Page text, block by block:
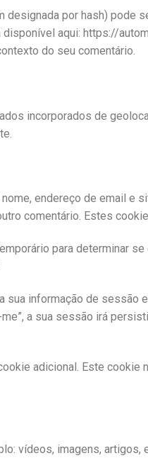
por hash) pode
aqui: https://
do seu comentário.
incorporados de
endereço de email e
comentário. Estes
para determinar
informação de sessão
a sua sessão irá
adicional. Este
vídeos, imagens, artigos,